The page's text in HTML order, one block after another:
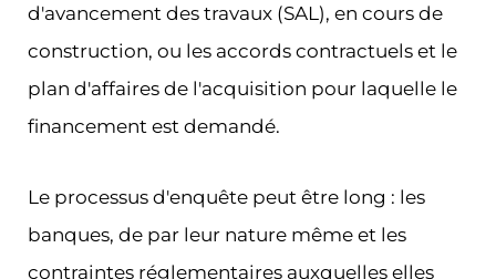
d'avancement des travaux (SAL), en cours de
construction, ou les accords contractuels et le
plan d'affaires de l'acquisition pour laquelle le
financement est demandé.
Le processus d'enquête peut être long : les
banques, de par leur nature même et les
contraintes réglementaires auxquelles elles